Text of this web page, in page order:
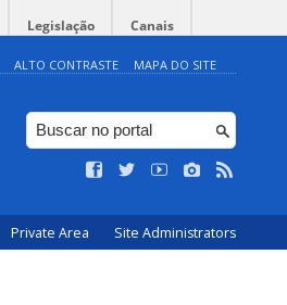
Legislação Canais
ALTO CONTRASTE MAPA DO SITE
Private Area Site Administrators